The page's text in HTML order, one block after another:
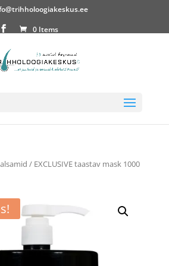
0 Items
/ EXCLUSIVE taastav mask 1000